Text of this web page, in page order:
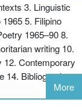
of illuminating
events
reading section
3. Linguistic
5. Filipino
1965–90 8.
writing 10.
12. Contemporary
14. Bibliography.
More